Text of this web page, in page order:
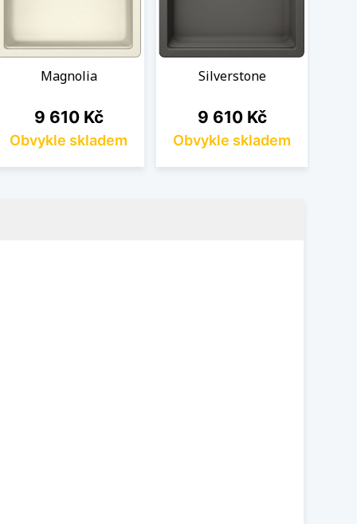
Magnolia
Cena
9 610 Kč
Obvykle skladem
Silverstone
Cena
9 610 Kč
Obvykle skladem